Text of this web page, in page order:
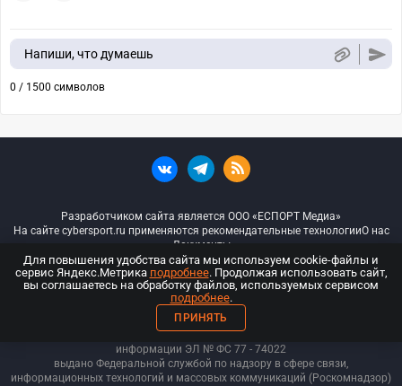
Напиши, что думаешь
0 / 1500 символов
Разработчиком сайта является ООО «ЕСПОРТ Медиа»
На сайте cybersport.ru применяются рекомендательные технологииО нас
Документы
© ООО «Киберспорт.ру» — Все права защищены
18+
ООО «Киберспорт.ру». Свидетельство о регистрации средств массовой
информации ЭЛ № ФС 77 - 74022
выдано Федеральной службой по надзору в сфере связи,
информационных технологий и массовых коммуникаций (Роскомнадзор)
Для повышения удобства сайта мы используем cookie-файлы и
сервис Яндекс.Метрика подробнее. Продолжая использовать сайт,
вы соглашаетесь на обработку файлов, используемых сервисом
подробнее.
ПРИНЯТЬ